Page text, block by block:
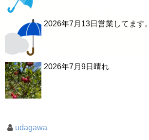
2026年7月13日営業してます。
2026年7月9日晴れ
udagawa